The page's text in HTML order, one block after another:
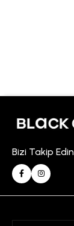
Bizi Takip Edin